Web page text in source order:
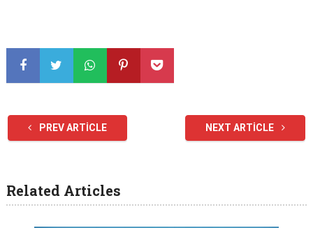
PREV ARTICLE NEXT ARTICLE
Related Articles